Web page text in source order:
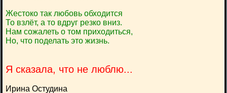
Жестоко так любовь обходится
То взлёт, а то вдруг резко вниз.
Нам сожалеть о том приходиться,
Но, что поделать это жизнь.
Я сказала, что не люблю...
Ирина Остудина